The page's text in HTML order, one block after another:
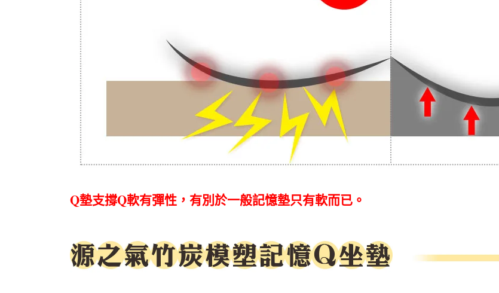
Q墊支撐Q軟有彈性，有別於一般記憶墊只有軟而已。